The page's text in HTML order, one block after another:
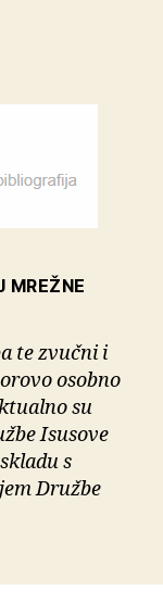
MREŽNE
te zvučni i
osobno
su
Isusove
s
Družbe